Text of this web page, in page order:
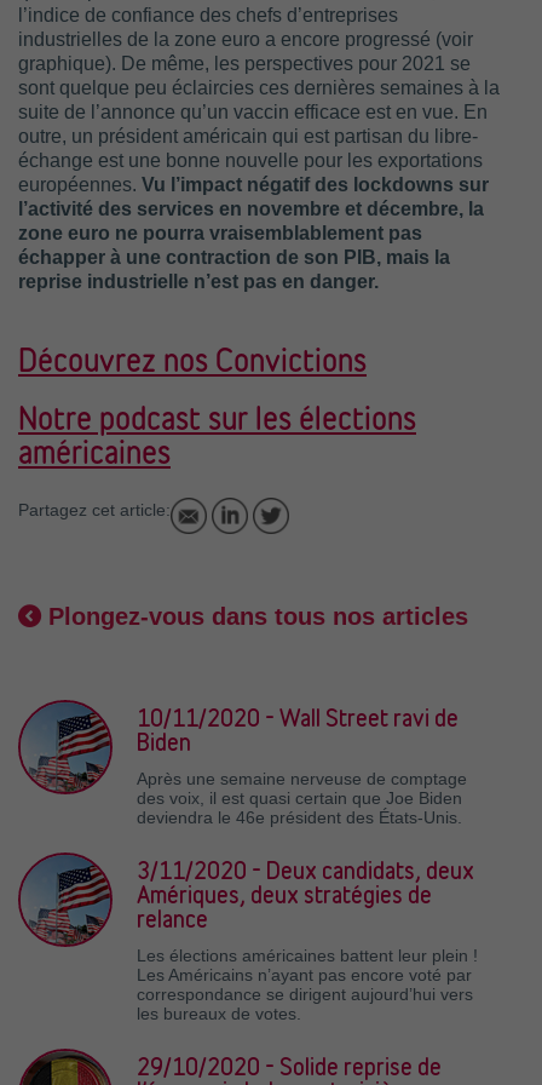
l’indice de confiance des chefs d’entreprises
industrielles de la zone euro a encore progressé (voir
graphique). De même, les perspectives pour 2021 se
sont quelque peu éclaircies ces dernières semaines à la
suite de l’annonce qu’un vaccin efficace est en vue. En
outre, un président américain qui est partisan du libre-
échange est une bonne nouvelle pour les exportations
européennes. Vu l’impact négatif des lockdowns sur
l’activité des services en novembre et décembre, la
zone euro ne pourra vraisemblablement pas
échapper à une contraction de son PIB, mais la
reprise industrielle n’est pas en danger.
Découvrez nos Convictions
Notre podcast sur les élections
américaines
Partagez cet article:
Plongez-vous dans tous nos articles
10/11/2020 - Wall Street ravi de
Biden
Après une semaine nerveuse de comptage
des voix, il est quasi certain que Joe Biden
deviendra le 46e président des États-Unis.
3/11/2020 - Deux candidats, deux
Amériques, deux stratégies de
relance
Les élections américaines battent leur plein !
Les Américains n’ayant pas encore voté par
correspondance se dirigent aujourd’hui vers
les bureaux de votes.
29/10/2020 - Solide reprise de